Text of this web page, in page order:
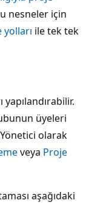
nesneler için
ile tek tek
üyeleri
olarak
veya Proje
aşağıdaki